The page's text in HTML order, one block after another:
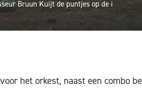
Bruun Kuijt de puntjes op de i
het orkest, naast een combo